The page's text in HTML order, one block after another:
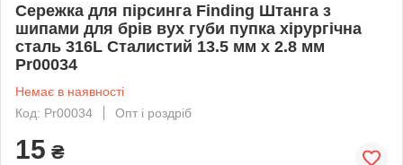
Сережка для пірсинга Finding Штанга з
шипами для брів вух губи пупка хірургічна
сталь 316L Сталистий 13.5 мм x 2.8 мм
Pr00034
Немає в наявності
Код: Pr00034
Опт і роздріб
15 ₴